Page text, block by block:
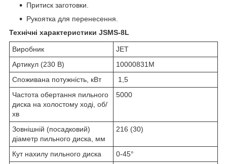
Притиск заготовки.
Рукоятка для перенесення.
Технічні характеристики JSMS-8L
Виробник
JET
Артикул (230 В)
10000831M
Споживана потужність, кВт
1,5
Частота обертання пильного
диска на холостому ході, об/
хв
5000
Зовнішній (посадковий)
діаметр пильного диска, мм
216 (30)
Кут нахилу пильного диска
0-45°